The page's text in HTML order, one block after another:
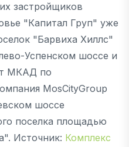
застройщиков
"Капитал Груп" уже
"Барвиха Хиллс"
Успенском шоссе и
МКАД по
MosCityGroup
шоссе
поселка площадью
Источник: Комплекс